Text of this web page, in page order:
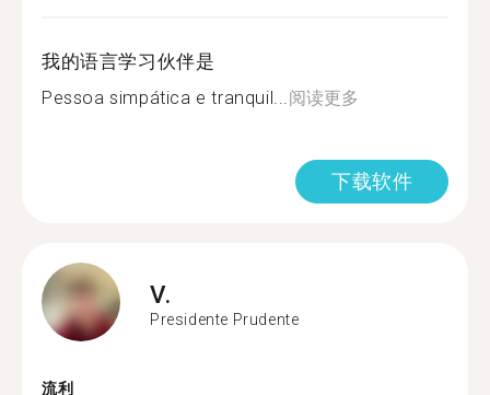
我的语言学习伙伴是
Pessoa simpática e tranquil...阅读更多
下载软件
V.
Presidente Prudente
流利